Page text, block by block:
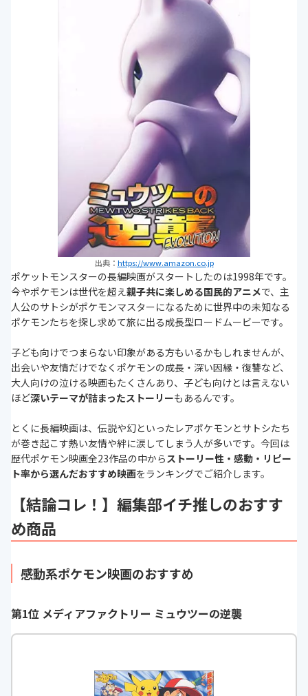
出典： https://www.amazon.co.jp
ポケットモンスターの長編映画がスタートしたのは1998年です。
今やポケモンは世代を超え親子共に楽しめる国民的アニメで、主
人公のサトシがポケモンマスターになるために世界中の未知なる
ポケモンたちを探し求めて旅に出る成長型ロードムービーです。
子ども向けでつまらない印象がある方もいるかもしれませんが、
出会いや友情だけでなくポケモンの成長・深い因縁・復讐など、
大人向けの泣ける映画もたくさんあり、子ども向けとは言えない
ほど深いテーマが詰まったストーリーもあるんです。
とくに長編映画は、伝説や幻といったレアポケモンとサトシたち
が巻き起こす熱い友情や絆に涙してしまう人が多いです。今回は
歴代ポケモン映画全23作品の中からストーリー性・感動・リピー
ト率から選んだおすすめ映画をランキングでご紹介します。
【結論コレ！】編集部イチ推しのおすす
め商品
感動系ポケモン映画のおすすめ
第1位 メディアファクトリー ミュウツーの逆襲